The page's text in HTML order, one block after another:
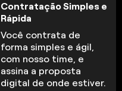
Contratação Simples e
Rápida
Você contrata de
forma simples e ágil,
com nosso time, e
assina a proposta
digital de onde estiver.